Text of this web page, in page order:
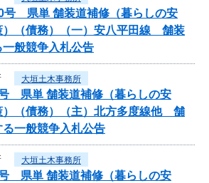
号 県単 舗装道補修（暮らしの安
）（債務）（一）安八平田線 舗装
般競争入札公告
大垣土木事務所
県単 舗装道補修（暮らしの安
）（債務）（主）北方多度線他 舗
一般競争入札公告
大垣土木事務所
県単 舗装道補修（暮らしの安